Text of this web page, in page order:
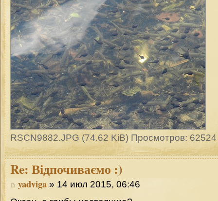
RSCN9882.JPG (74.62 KiB) Просмотров: 62524
Re: Відпочиваємо :)
yadviga » 14 июл 2015, 06:46